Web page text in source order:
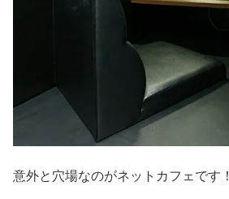
意外と穴場なのがネットカフェです！